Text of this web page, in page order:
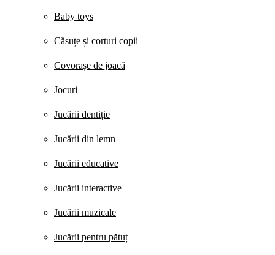
Baby toys
Căsuțe și corturi copii
Covorașe de joacă
Jocuri
Jucării dentiție
Jucării din lemn
Jucării educative
Jucării interactive
Jucării muzicale
Jucării pentru pătuț